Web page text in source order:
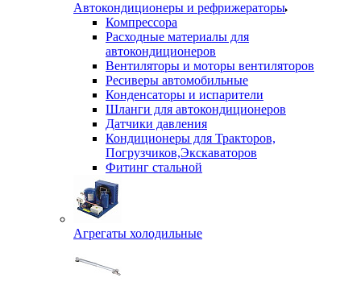
Автокондиционеры и рефрижераторы
Компрессора
Расходные материалы для
автокондиционеров
Вентиляторы и моторы вентиляторов
Ресиверы автомобильные
Конденсаторы и испарители
Шланги для автокондиционеров
Датчики давления
Кондиционеры для Тракторов,
Погрузчиков,Экскаваторов
Фитинг стальной
Агрегаты холодильные